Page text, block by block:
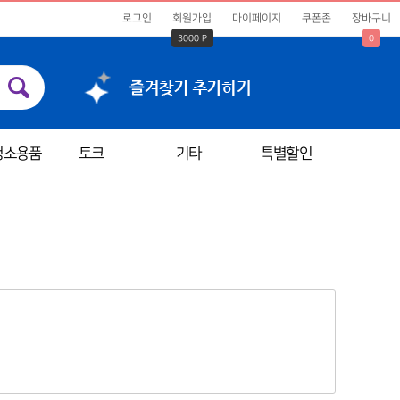
로그인 회원가입
3000 P
마이페이지 쿠폰존 장바구니
0
용품 토크 기타 특별할인